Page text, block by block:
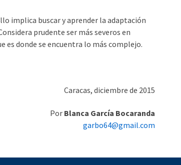
implica buscar y aprender la adaptación
prudente ser más severos en
es donde se encuentra lo más complejo.
Caracas, diciembre de 2015
Por Blanca García Bocaranda
garbo64@gmail.com